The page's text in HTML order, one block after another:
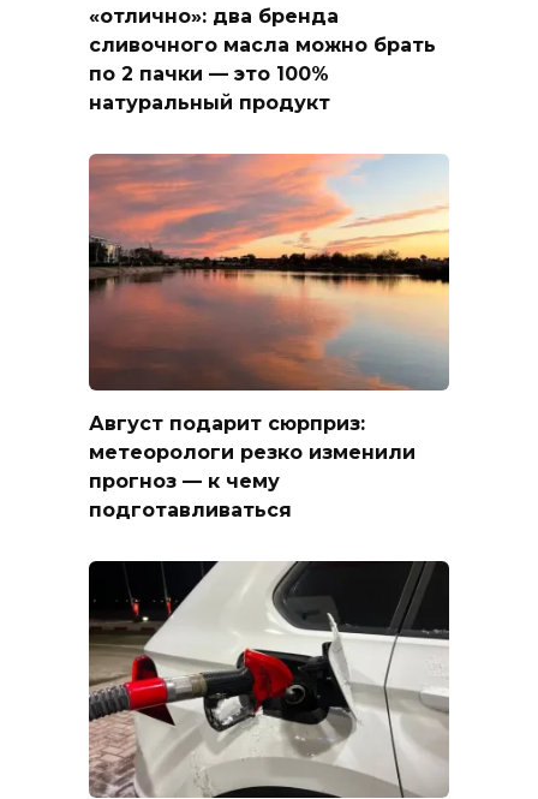
«отлично»: два бренда
сливочного масла можно брать
по 2 пачки — это 100%
натуральный продукт
Август подарит сюрприз:
метеорологи резко изменили
прогноз — к чему
подготавливаться